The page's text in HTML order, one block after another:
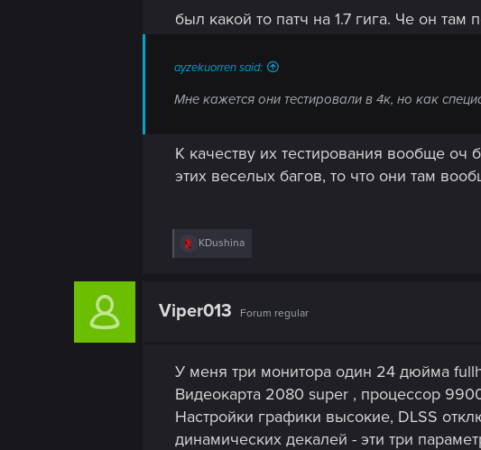
был какой то патч на 1.7 гига. Че он там
ayzekuorren said:
Мне кажется они тестировали в 4к, но как
К качеству их тестирования вообще оч
этих веселых багов, то что они там
R
i
:
KDushina
Viper013 Forum regular
У меня три монитора один 24 дюйма
Видеокарта 2080 super , процессор
Настройки графики высокие, DLSS
динамических декалей - эти три